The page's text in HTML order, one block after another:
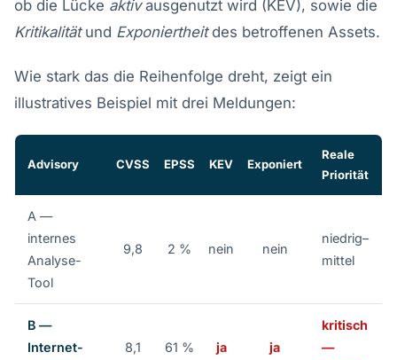
ob die Lücke aktivausgenutzt wird (KEV), sowie die
Kritikalitätund Exponiertheitdes betroffenen Assets.
Wie stark das die Reihenfolge dreht, zeigt ein
illustratives Beispiel mit drei Meldungen:
Advisory CVSS EPSS KEV Exponiert
Reale
Priorität
A —
internes
Analyse-
Tool
9,8 2 % nein nein
niedrig–
mittel
B —
Internet-
8,1 61 % ja ja
kritisch
—